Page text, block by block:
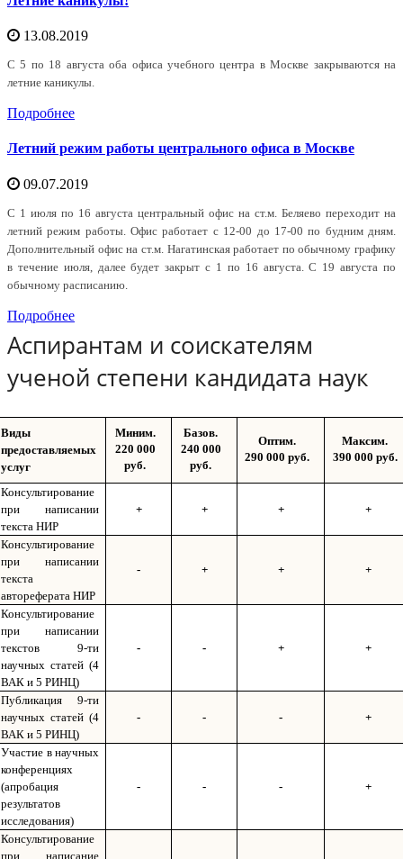
13.08.2019
С 5 по 18 августа оба офиса учебного центра в Москве закрываются на
летние каникулы.
Подробнее
Летний режим работы центрального офиса в Москве
09.07.2019
С 1 июля по 16 августа центральный офис на ст.м. Беляево переходит на
летний режим работы. Офис работает с 12-00 до 17-00 по будним дням.
Дополнительный офис на ст.м. Нагатинская работает по обычному графику
в течение июля, далее будет закрыт с 1 по 16 августа. С 19 августа по
обычному расписанию.
Подробнее
Аспирантам и соискателям
ученой степени кандидата наук
Виды
предоставляемых
услуг
Миним.
220 000
руб.
Базов.
240 000
руб.
Оптим.
290 000 руб.
Максим.
390 000 руб.
Консультирование
при написании
текста НИР
+ + + +
Консультирование
при написании
текста
автореферата НИР
- + + +
Консультирование
при написании
текстов 9-ти
научных статей (4
ВАК и 5 РИНЦ)
- - + +
Публикация 9-ти
научных статей (4
ВАК и 5 РИНЦ)
- - - +
Участие в научных
конференциях
(апробация
результатов
исследования)
- - - +
Консультирование
при написание